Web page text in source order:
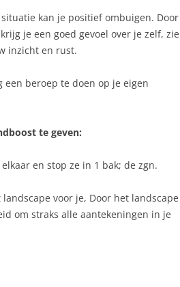
kan je positief ombuigen. Door
je een goed gevoel over je zelf, zie
inzicht en rust.
beroep te doen op je eigen
te geven:
en stop ze in 1 bak; de zgn.
voor je, Door het landscape
om straks alle aantekeningen in je